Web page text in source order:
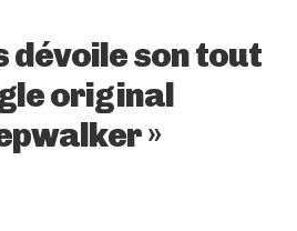
dévoile son tout
original
»